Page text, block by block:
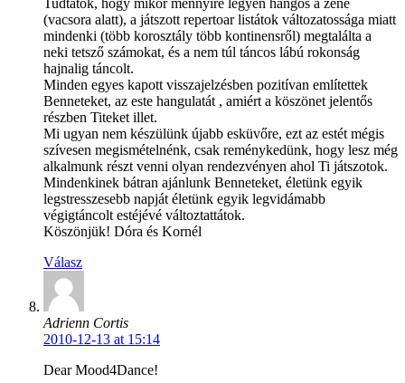
(vacsora alatt), a játszott repertoar listátok változatossága miatt
mindenki (több korosztály több kontinensről) megtalálta a
neki tetsző számokat, és a nem túl táncos lábú rokonság
hajnalig táncolt.
Minden egyes kapott visszajelzésben pozitívan említettek
Benneteket, az este hangulatát , amiért a köszönet jelentős
részben Titeket illet.
Mi ugyan nem készülünk újabb esküvőre, ezt az estét mégis
szívesen megismételnénk, csak reménykedünk, hogy lesz még
alkalmunk részt venni olyan rendezvényen ahol Ti játszotok.
Mindenkinek bátran ajánlunk Benneteket, életünk egyik
legstresszesebb napját életünk egyik legvidámabb
végigtáncolt estéjévé változtattátok.
Köszönjük! Dóra és Kornél
Válasz
Adrienn Cortis
2010-12-13 at 15:14
Dear Mood4Dance!